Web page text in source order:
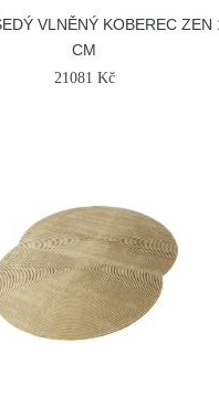
VLNĚNÝ KOBEREC ZEN
CM
21081 Kč